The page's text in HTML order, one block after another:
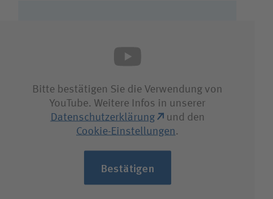
Bitte bestätigen Sie die Verwendung von
YouTube. Weitere Infos in unserer
Datenschutzerklärung
und den
Cookie-Einstellungen .
Bestätigen